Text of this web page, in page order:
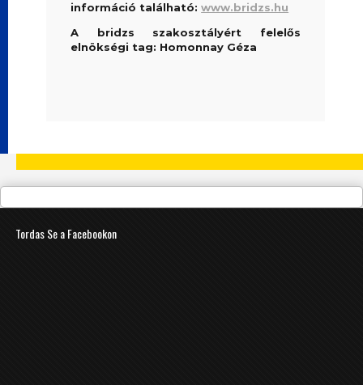
információ található:www.bridzs.hu
A bridzs szakosztályért felelős
elnökségi tag: Homonnay Géza
Tordas Se a Facebookon